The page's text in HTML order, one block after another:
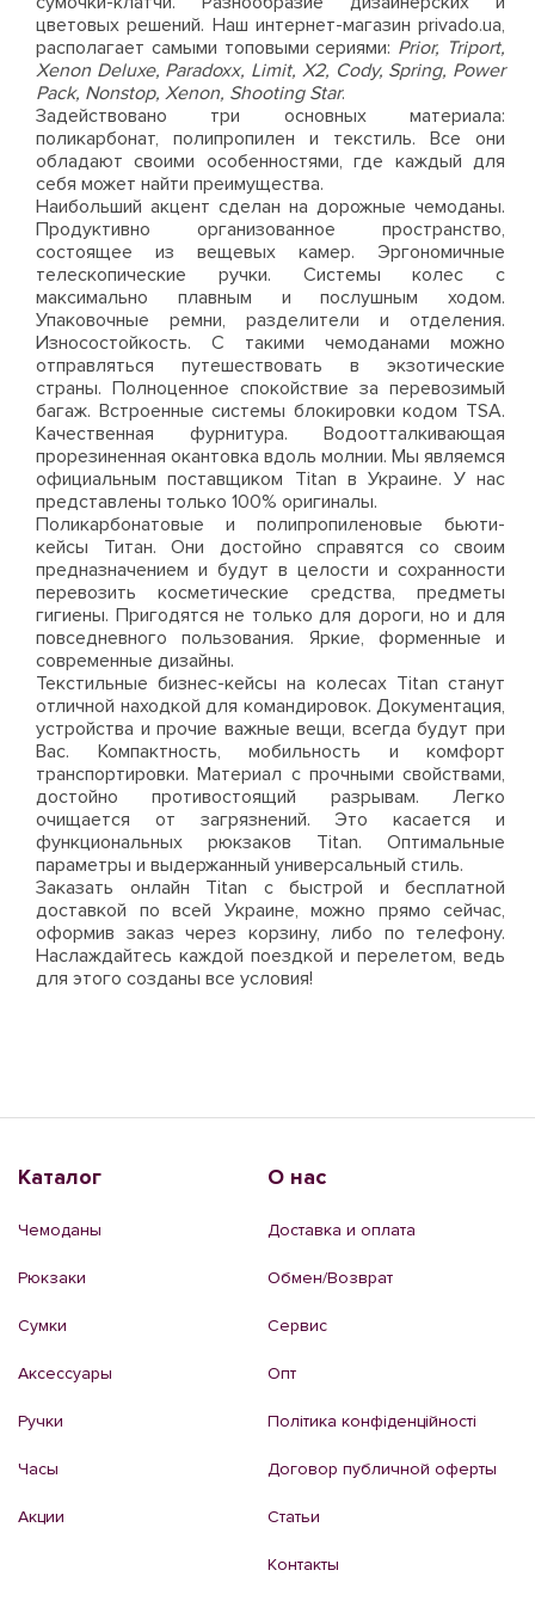
цветовых решений. Наш интернет-магазин privado.ua,
располагает самыми топовыми сериями: Prior, Triport,
Xenon Deluxe, Paradoxx, Limit, X2, Cody, Spring, Power
Pack, Nonstop, Xenon, Shooting Star.
Задействовано три основных материала:
поликарбонат, полипропилен и текстиль. Все они
обладают своими особенностями, где каждый для
себя может найти преимущества.
Наибольший акцент сделан на дорожные чемоданы.
Продуктивно организованное пространство,
состоящее из вещевых камер. Эргономичные
телескопические ручки. Системы колес с
максимально плавным и послушным ходом.
Упаковочные ремни, разделители и отделения.
Износостойкость. С такими чемоданами можно
отправляться путешествовать в экзотические
страны. Полноценное спокойствие за перевозимый
багаж. Встроенные системы блокировки кодом TSA.
Качественная фурнитура. Водоотталкивающая
прорезиненная окантовка вдоль молнии. Мы являемся
официальным поставщиком Titan в Украине. У нас
представлены только 100% оригиналы.
Поликарбонатовые и полипропиленовые бьюти-
кейсы Титан. Они достойно справятся со своим
предназначением и будут в целости и сохранности
перевозить косметические средства, предметы
гигиены. Пригодятся не только для дороги, но и для
повседневного пользования. Яркие, форменные и
современные дизайны.
Текстильные бизнес-кейсы на колесах Titan станут
отличной находкой для командировок. Документация,
устройства и прочие важные вещи, всегда будут при
Вас. Компактность, мобильность и комфорт
транспортировки. Материал с прочными свойствами,
достойно противостоящий разрывам. Легко
очищается от загрязнений. Это касается и
функциональных рюкзаков Titan. Оптимальные
параметры и выдержанный универсальный стиль.
Заказать онлайн Titan с быстрой и бесплатной
доставкой по всей Украине, можно прямо сейчас,
оформив заказ через корзину, либо по телефону.
Наслаждайтесь каждой поездкой и перелетом, ведь
для этого созданы все условия!
Каталог
Чемоданы
Рюкзаки
Сумки
Аксессуары
Ручки
Часы
Акции
О нас
Доставка и оплата
Обмен/Возврат
Сервис
Опт
Політика конфіденційності
Договор публичной оферты
Статьи
Контакты